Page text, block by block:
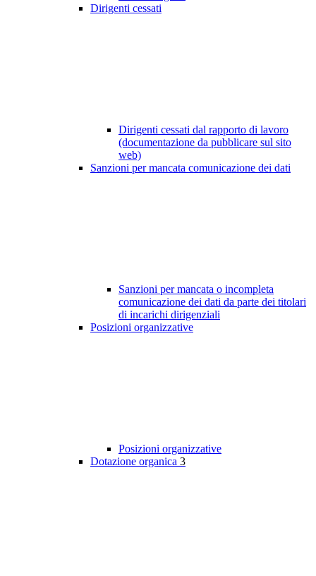
Dirigenti cessati
Dirigenti cessati dal rapporto di lavoro
(documentazione da pubblicare sul sito
web)
Sanzioni per mancata comunicazione dei dati
Sanzioni per mancata o incompleta
comunicazione dei dati da parte dei titolari
di incarichi dirigenziali
Posizioni organizzative
Posizioni organizzative
Dotazione organica 3